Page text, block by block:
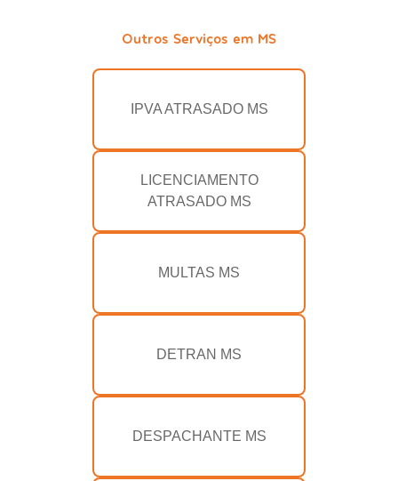
Outros Serviços em MS
IPVA ATRASADO MS
LICENCIAMENTO
ATRASADO MS
MULTAS MS
DETRAN MS
DESPACHANTE MS